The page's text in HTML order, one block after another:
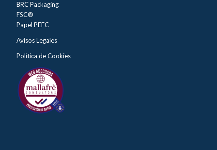
BRC Packaging
FSC®
Papel PEFC
Avisos Legales
Política de Cookies